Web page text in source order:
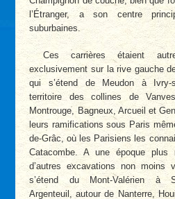
l’Étranger, a son centre
suburbaines.
Ces carrières étaient
exclusivement sur la rive gauche
qui s’étend de Meudon à Ivry-
territoire des collines de
Montrouge, Bagneux, Arcueil et
leurs ramifications sous Paris
de-Grâc, où les Parisiens les
Catacombe. A une époque plus
d’autres excavations non moins
s’étend du Mont-Valérien à
Argenteuil, autour de Nanterre,